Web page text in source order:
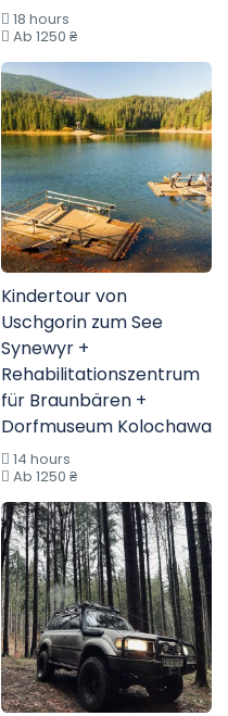
18 hours
Ab 1250 ₴
Kindertour von
Uschgorin zum See
Synewyr +
Rehabilitationszentrum
für Braunbären +
Dorfmuseum Kolochawa
14 hours
Ab 1250 ₴